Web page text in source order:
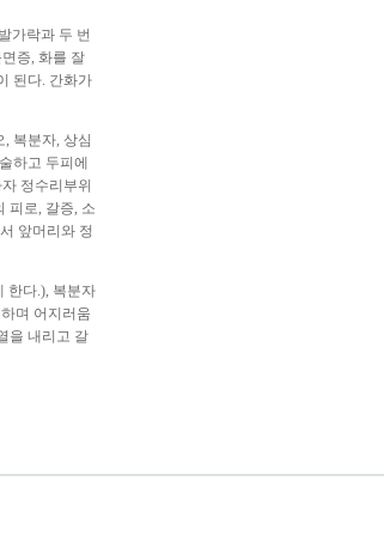
가락과 두 번
증, 화를 잘
된다. 간화가
복분자, 상심
하고 두피에
정수리부위
피로, 갈증, 소
앞머리와 정
한다.), 복분자
며 어지러움
을 내리고 갈